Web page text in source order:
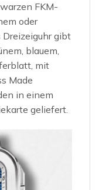
FKM-
oder
gibt
blauem,
mit
Made
in einem
geliefert.